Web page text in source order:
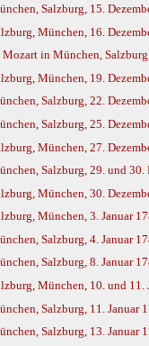
Salzburg, 15.
München, 16.
in München,
München, 19.
Salzburg, 22.
Salzburg, 25.
München, 27.
Salzburg, 29. und
München, 30.
München, 3. Januar
Salzburg, 4. Januar
Salzburg, 8. Januar
München, 10. und 11.
Salzburg, 11. Januar
Salzburg, 13. Januar